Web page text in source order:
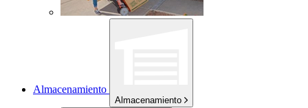
Almacenamiento
Almacenamiento